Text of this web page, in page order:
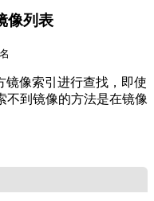
像列表
镜像索引进行查找，即使
不到镜像的方法是在镜像